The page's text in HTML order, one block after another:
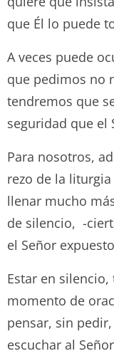
que Él lo puede
A veces puede
que pedimos no
tendremos que
seguridad que el
Para nosotros,
rezo de la
llenar mucho
de silencio, -
el Señor
Estar en
momento de
pensar, sin
escuchar al